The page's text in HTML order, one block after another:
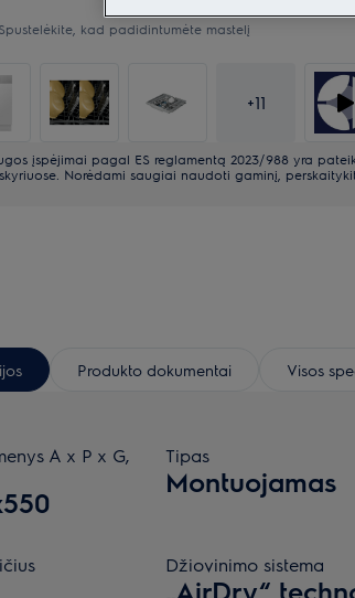
Spustelėkite, kad padidintumėte mastelį
+11
įspėjimai pagal ES reglamentą 2023/988 yra
Norėdami saugiai naudoti gaminį,
Produkto dokumentai Visos
A x P x G,
Tipas
Montuojamas
Džiovinimo sistema
„AirDry“